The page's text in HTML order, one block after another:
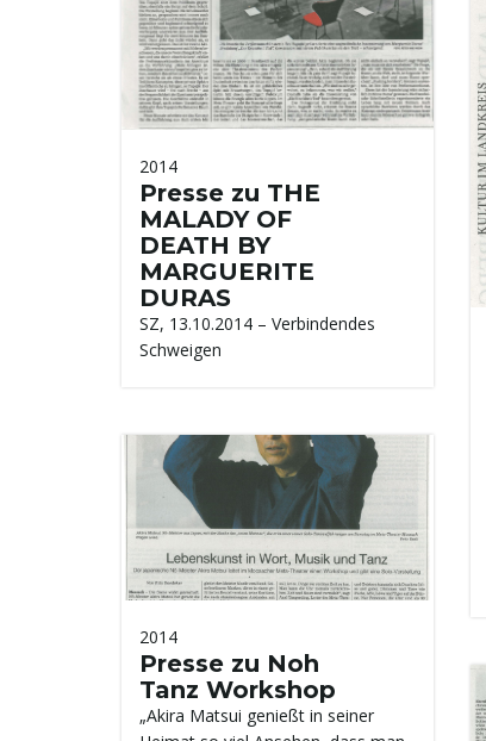
2014
Presse zu THE
MALADY OF
DEATH BY
MARGUERITE
DURAS
SZ, 13.10.2014 – Verbindendes
Schweigen
2014
Presse zu Noh
Tanz Workshop
„Akira Matsui genießt in seiner